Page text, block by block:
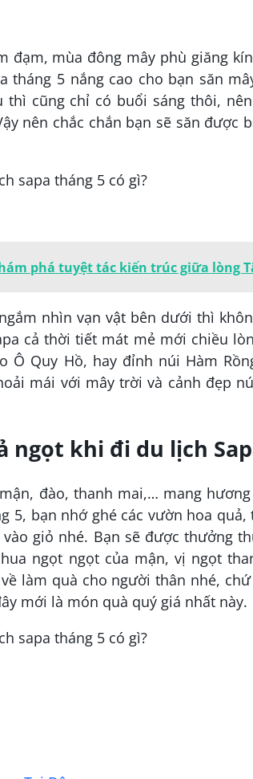
đạm, mùa đông mây phù giăng
tháng 5 nắng cao cho bạn săn
cũng chỉ có buổi sáng thôi,
nên chắc chắn bạn sẽ săn được
phá tuyệt tác kiến trúc giữa lòng
nhìn vạn vật bên dưới thì
cả thời tiết mát mẻ mới chiều
Ô Quy Hồ, hay đỉnh núi Hàm
mái với mây trời và cảnh đẹp
ngọt khi đi du lịch
đào, thanh mai,… mang
5, bạn nhớ ghé các vườn hoa
giỏ nhé. Bạn sẽ được thưởng
ngọt ngọt của mận, vị ngọt
làm quà cho người thân nhé,
mới là món quà quý giá nhất này.